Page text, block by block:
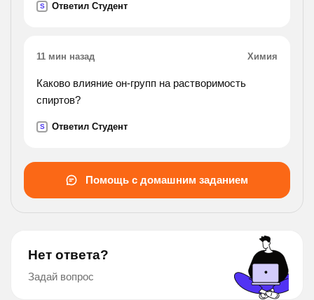
двигался со скоростью 60 км / час , а скорость
S Ответил Студент
11 мин назад Химия
Каково влияние он-групп на растворимость
спиртов?
S Ответил Студент
Помощь с домашним заданием
Нет ответа?
Задай вопрос